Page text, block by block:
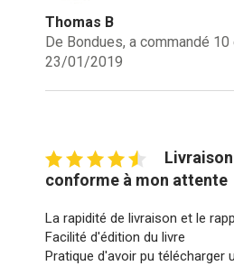
Thomas B
De Bondues, a commandé
23/01/2019
Livraison
conforme à mon attente
La rapidité de livraison et le
Facilité d'édition du livre
Pratique d'avoir pu télécharger